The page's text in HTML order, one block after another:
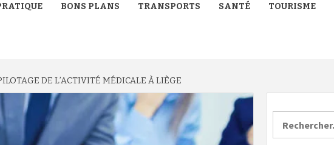
BONS PLANS TRANSPORTS SANTÉ TOURISME
DE L’ACTIVITÉ MÉDICALE À LIÈGE